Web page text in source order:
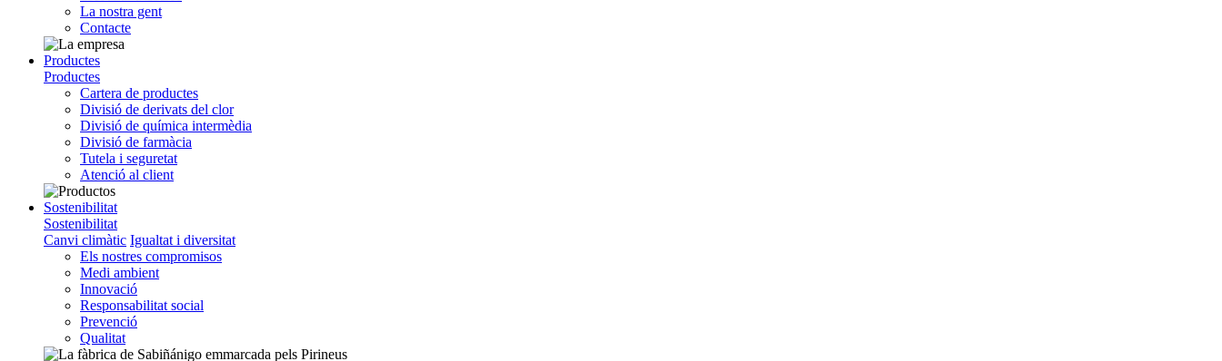
La nostra gent
Contacte
Productes
Productes
Cartera de productes
Divisió de derivats del clor
Divisió de química intermèdia
Divisió de farmàcia
Tutela i seguretat
Atenció al client
Sostenibilitat
Sostenibilitat
Canvi climàtic Igualtat i diversitat
Els nostres compromisos
Medi ambient
Innovació
Responsabilitat social
Prevenció
Qualitat